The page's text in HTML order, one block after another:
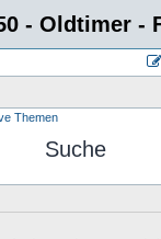
- Oldtimer -
Themen
Suche